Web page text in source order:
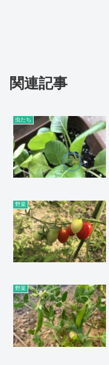
関連記事
虫たち
野菜
野菜